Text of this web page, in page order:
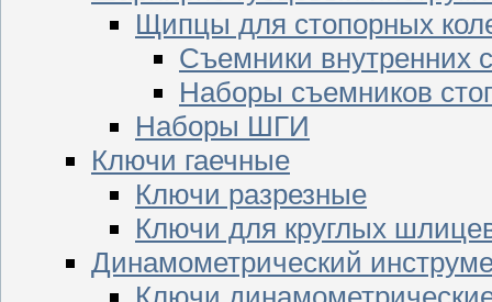
Щипцы для стопорных
Съемники внутренних
Наборы съемников
Наборы ШГИ
Ключи гаечные
Ключи разрезные
Ключи для круглых
Динамометрический